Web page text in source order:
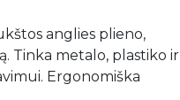
anglies plieno,
Tinka metalo, plastiko ir
Ergonomiška